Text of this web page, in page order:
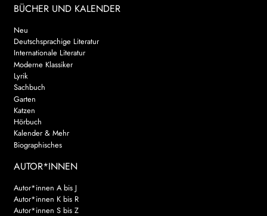
BÜCHER UND KALENDER
Neu
Deutschsprachige Literatur
Internationale Literatur
Moderne Klassiker
Lyrik
Sachbuch
Garten
Katzen
Hörbuch
Kalender & Mehr
Biographisches
AUTOR*INNEN
Autor*innen A bis J
Autor*innen K bis R
Autor*innen S bis Z